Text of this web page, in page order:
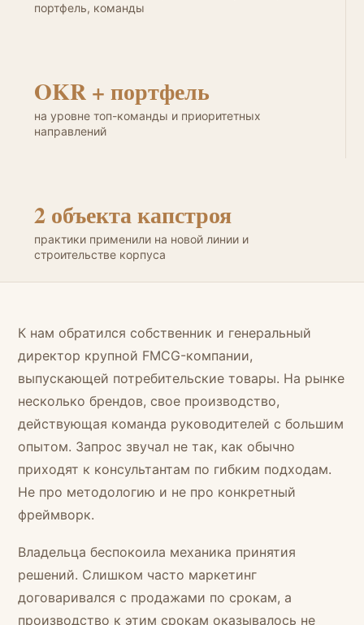
портфель, команды
OKR + портфель
на уровне топ-команды и приоритетных
направлений
2 объекта капстроя
практики применили на новой линии и
строительстве корпуса
К нам обратился собственник и генеральный
директор крупной FMCG-компании,
выпускающей потребительские товары. На рынке
несколько брендов, свое производство,
действующая команда руководителей с большим
опытом. Запрос звучал не так, как обычно
приходят к консультантам по гибким подходам.
Не про методологию и не про конкретный
фреймворк.
Владельца беспокоила механика принятия
решений. Слишком часто маркетинг
договаривался с продажами по срокам, а
производство к этим срокам оказывалось не